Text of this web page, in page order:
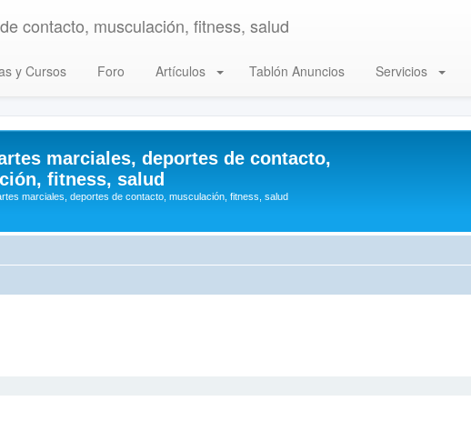
contacto, musculación, fitness, salud
y Cursos Foro Artículos Tablón Anuncios Servicios
marciales, deportes de contacto,
fitness, salud
marciales, deportes de contacto, musculación, fitness, salud